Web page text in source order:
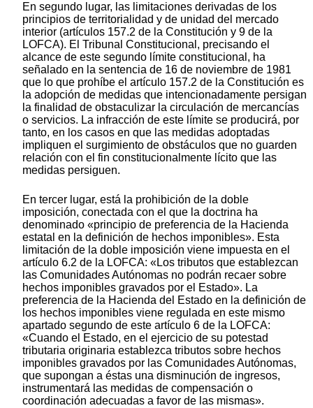
En segundo lugar, las limitaciones derivadas de los
principios de territorialidad y de unidad del mercado
interior (artículos 157.2 de la Constitución y 9 de la
LOFCA). El Tribunal Constitucional, precisando el
alcance de este segundo límite constitucional, ha
señalado en la sentencia de 16 de noviembre de 1981
que lo que prohíbe el artículo 157.2 de la Constitución es
la adopción de medidas que intencionadamente persigan
la finalidad de obstaculizar la circulación de mercancías
o servicios. La infracción de este límite se producirá, por
tanto, en los casos en que las medidas adoptadas
impliquen el surgimiento de obstáculos que no guarden
relación con el fin constitucionalmente lícito que las
medidas persiguen.
En tercer lugar, está la prohibición de la doble
imposición, conectada con el que la doctrina ha
denominado «principio de preferencia de la Hacienda
estatal en la definición de hechos imponibles». Esta
limitación de la doble imposición viene impuesta en el
artículo 6.2 de la LOFCA: «Los tributos que establezcan
las Comunidades Autónomas no podrán recaer sobre
hechos imponibles gravados por el Estado». La
preferencia de la Hacienda del Estado en la definición de
los hechos imponibles viene regulada en este mismo
apartado segundo de este artículo 6 de la LOFCA:
«Cuando el Estado, en el ejercicio de su potestad
tributaria originaria establezca tributos sobre hechos
imponibles gravados por las Comunidades Autónomas,
que supongan a éstas una disminución de ingresos,
instrumentará las medidas de compensación o
coordinación adecuadas a favor de las mismas».